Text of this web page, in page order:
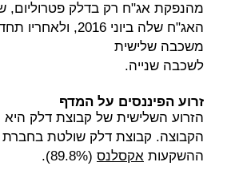
מהנפקת אג"ח רק בדלק פטרוליום,
האג"ח שלה ביוני
משכבה שלישית
לשכבה שנייה.
זרוע הפיננסים על המדף
הזרוע השלישית של קבוצת דלק
הקבוצה. קבוצת דלק שולטת בחברת
ההשקעות אקסלנס (89.8%).